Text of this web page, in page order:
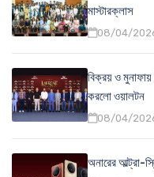
মাস্টারক্লাস
08/04/
বিক্রয় ও মুনাফায়
করলো ওয়ালটন
08/04/
অনারের আল্ট্রা-